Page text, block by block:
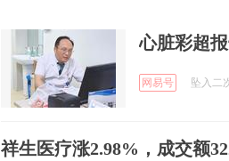
心脏彩超
网易号 坠入二
祥生医疗涨2.98%，成交额